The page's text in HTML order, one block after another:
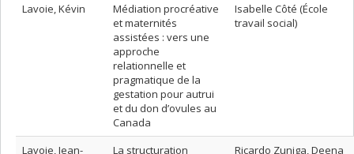
Lavoie, Kévin
Médiation procréative
et maternités
assistées : vers une
approche
relationnelle et
pragmatique de la
gestation pour autrui
et du don d’ovules au
Canada
Isabelle Côté (École
travail social)
Lavoie, Jean-
La structuration
Ricardo Zuniga, Deena